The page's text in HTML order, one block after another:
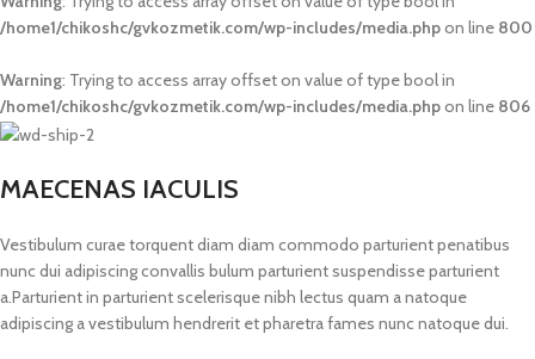
/home1/chikoshc/gvkozmetik.com/wp-includes/media.phpon line 800
Warning: Trying to access array offset on value of type bool in
/home1/chikoshc/gvkozmetik.com/wp-includes/media.phpon line 806
MAECENAS IACULIS
Vestibulum curae torquent diam diam commodo parturient penatibus
nunc dui adipiscing convallis bulum parturient suspendisse parturient
a.Parturient in parturient scelerisque nibh lectus quam a natoque
adipiscing a vestibulum hendrerit et pharetra fames nunc natoque dui.